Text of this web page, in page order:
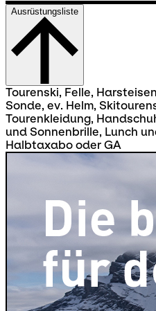
Ausrüstungsliste
Tourenski, Felle,
Sonde, ev. Helm,
Tourenkleidung,
und Sonnenbrille, Lunch
Halbtaxabo oder GA